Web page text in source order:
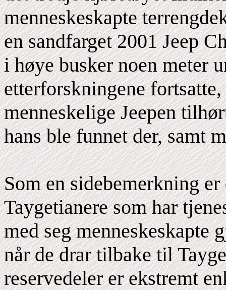
menneskeskapte
en sandfarget 2001 Jeep
i høye busker noen meter
etterforskningene
menneskelige Jeepen
hans ble funnet der, samt
Som en sidebemerkning
Taygetianere som har
med seg menneskeskapte
når de drar tilbake til
reservedeler er ekstremt